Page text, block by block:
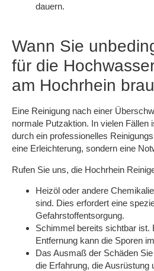
dauern.
Wann Sie
für die
am Hochrhein
Eine Reinigung nach einer
normale Putzaktion. In vielen Fällen
durch ein professionelles
eine Erleichterung, sondern eine
Rufen Sie uns, die Hochrhein
Heizöl oder andere
sind. Dies erfordert eine
Gefahrstoffentsorgung.
Schimmel bereits sichtbar ist.
Entfernung kann die Sporen
Das Ausmaß der Schäden
die Erfahrung, die Ausrüstung